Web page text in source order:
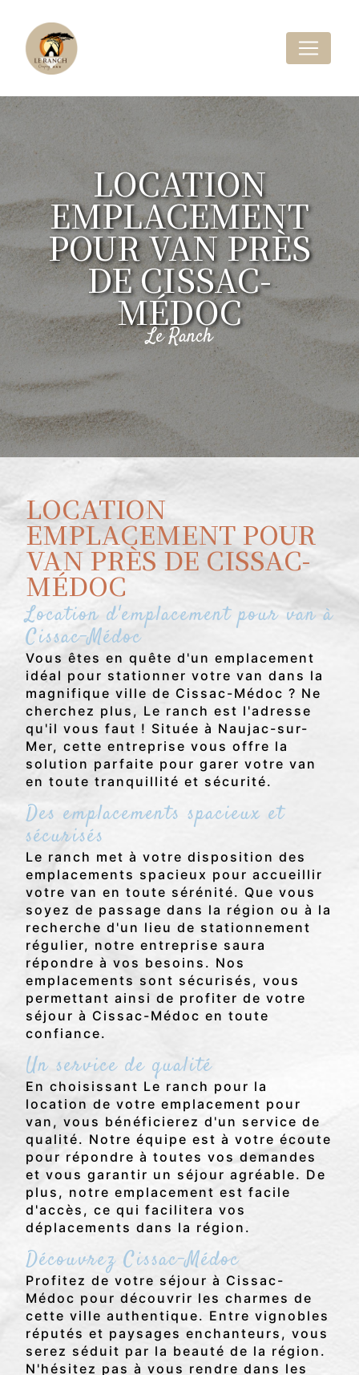
LOCATION
EMPLACEMENT
POUR VAN PRÈS
DE CISSAC-
MÉDOC
Le Ranch
LOCATION
EMPLACEMENT POUR
VAN PRÈS DE CISSAC-
MÉDOC
Location d'emplacement pour van à
Cissac-Médoc
Vous êtes en quête d'un emplacement
idéal pour stationner votre van dans la
magnifique ville de Cissac-Médoc ? Ne
cherchez plus, Le ranch est l'adresse
qu'il vous faut ! Située à Naujac-sur-
Mer, cette entreprise vous offre la
solution parfaite pour garer votre van
en toute tranquillité et sécurité.
Des emplacements spacieux et
sécurisés
Le ranch met à votre disposition des
emplacements spacieux pour accueillir
votre van en toute sérénité. Que vous
soyez de passage dans la région ou à la
recherche d'un lieu de stationnement
régulier, notre entreprise saura
répondre à vos besoins. Nos
emplacements sont sécurisés, vous
permettant ainsi de profiter de votre
séjour à Cissac-Médoc en toute
confiance.
Un service de qualité
En choisissant Le ranch pour la
location de votre emplacement pour
van, vous bénéficierez d'un service de
qualité. Notre équipe est à votre écoute
pour répondre à toutes vos demandes
et vous garantir un séjour agréable. De
plus, notre emplacement est facile
d'accès, ce qui facilitera vos
déplacements dans la région.
Découvrez Cissac-Médoc
Profitez de votre séjour à Cissac-
Médoc pour découvrir les charmes de
cette ville authentique. Entre vignobles
réputés et paysages enchanteurs, vous
serez séduit par la beauté de la région.
N'hésitez pas à vous rendre dans les